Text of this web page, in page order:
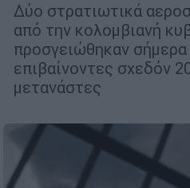
Δύο στρατιωτικά
από την κολομβιανή
προσγειώθηκαν
επιβαίνοντες σχεδόν
μετανάστες